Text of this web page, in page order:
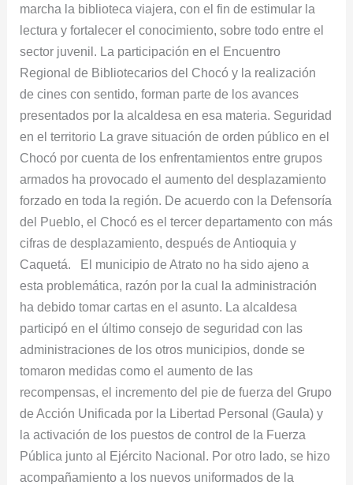
marcha la biblioteca viajera, con el fin de estimular la
lectura y fortalecer el conocimiento, sobre todo entre el
sector juvenil. La participación en el Encuentro
Regional de Bibliotecarios del Chocó y la realización
de cines con sentido, forman parte de los avances
presentados por la alcaldesa en esa materia. Seguridad
en el territorio La grave situación de orden público en el
Chocó por cuenta de los enfrentamientos entre grupos
armados ha provocado el aumento del desplazamiento
forzado en toda la región. De acuerdo con la Defensoría
del Pueblo, el Chocó es el tercer departamento con más
cifras de desplazamiento, después de Antioquia y
Caquetá. El municipio de Atrato no ha sido ajeno a
esta problemática, razón por la cual la administración
ha debido tomar cartas en el asunto. La alcaldesa
participó en el último consejo de seguridad con las
administraciones de los otros municipios, donde se
tomaron medidas como el aumento de las
recompensas, el incremento del pie de fuerza del Grupo
de Acción Unificada por la Libertad Personal (Gaula) y
la activación de los puestos de control de la Fuerza
Pública junto al Ejército Nacional. Por otro lado, se hizo
acompañamiento a los nuevos uniformados de la